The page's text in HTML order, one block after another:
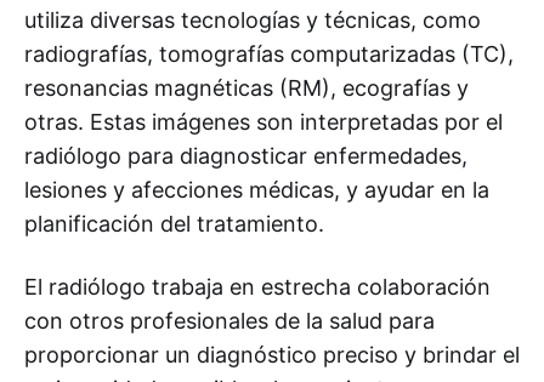
utiliza diversas tecnologías y técnicas, como
radiografías, tomografías computarizadas (TC),
resonancias magnéticas (RM), ecografías y
otras. Estas imágenes son interpretadas por el
radiólogo para diagnosticar enfermedades,
lesiones y afecciones médicas, y ayudar en la
planificación del tratamiento.
El radiólogo trabaja en estrecha colaboración
con otros profesionales de la salud para
proporcionar un diagnóstico preciso y brindar el